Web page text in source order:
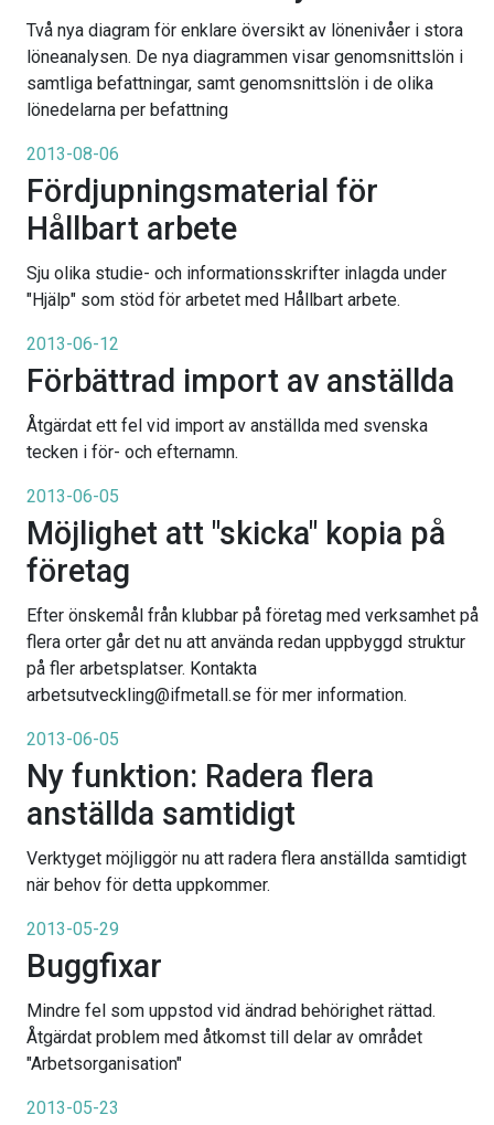
Två nya diagram för enklare översikt av lönenivåer i stora
löneanalysen. De nya diagrammen visar genomsnittslön i
samtliga befattningar, samt genomsnittslön i de olika
lönedelarna per befattning
2013-08-06
Fördjupningsmaterial för
Hållbart arbete
Sju olika studie- och informationsskrifter inlagda under
"Hjälp" som stöd för arbetet med Hållbart arbete.
2013-06-12
Förbättrad import av anställda
Åtgärdat ett fel vid import av anställda med svenska
tecken i för- och efternamn.
2013-06-05
Möjlighet att "skicka" kopia på
företag
Efter önskemål från klubbar på företag med verksamhet på
flera orter går det nu att använda redan uppbyggd struktur
på fler arbetsplatser. Kontakta
arbetsutveckling@ifmetall.se för mer information.
2013-06-05
Ny funktion: Radera flera
anställda samtidigt
Verktyget möjliggör nu att radera flera anställda samtidigt
när behov för detta uppkommer.
2013-05-29
Buggfixar
Mindre fel som uppstod vid ändrad behörighet rättad.
Åtgärdat problem med åtkomst till delar av området
"Arbetsorganisation"
2013-05-23